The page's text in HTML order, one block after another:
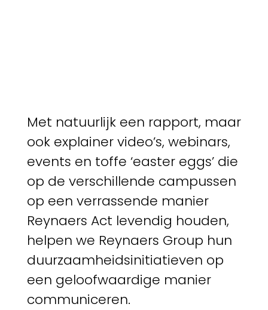
Met natuurlijk een rapport, maar
ook explainer video’s, webinars,
events en toffe ‘easter eggs’ die
op de verschillende campussen
op een verrassende manier
Reynaers Act levendig houden,
helpen we Reynaers Group hun
duurzaamheidsinitiatieven op
een geloofwaardige manier
communiceren.